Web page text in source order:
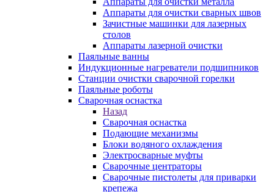
Аппараты для очистки сварных швов
Зачистные машинки для лазерных
столов
Аппараты лазерной очистки
Паяльные ванны
Индукционные нагреватели подшипников
Станции очистки сварочной горелки
Паяльные роботы
Сварочная оснастка
Назад
Сварочная оснастка
Подающие механизмы
Блоки водяного охлаждения
Электросварные муфты
Сварочные центраторы
Сварочные пистолеты для приварки
крепежа